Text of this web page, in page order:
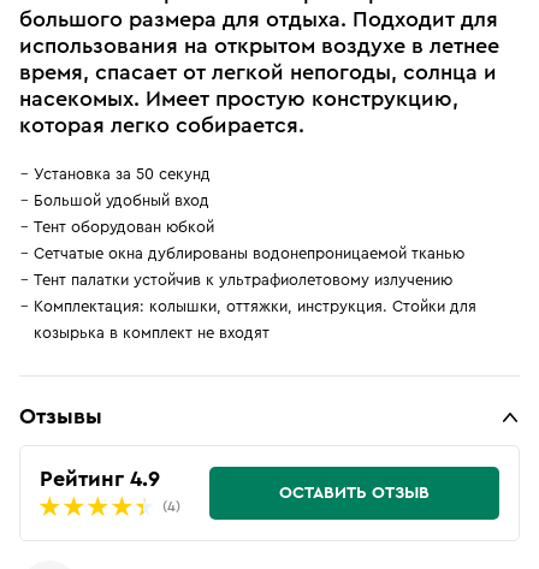
большого размера для отдыха. Подходит для
использования на открытом воздухе в летнее
время, спасает от легкой непогоды, солнца и
насекомых. Имеет простую конструкцию,
которая легко собирается.
Установка за 50 секунд
Большой удобный вход
Тент оборудован юбкой
Сетчатые окна дублированы водонепроницаемой тканью
Тент палатки устойчив к ультрафиолетовому излучению
Комплектация: колышки, оттяжки, инструкция. Стойки для
козырька в комплект не входят
Отзывы
Рейтинг 4.9
(4)
ОСТАВИТЬ ОТЗЫВ